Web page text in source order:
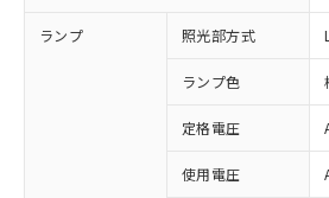
ランプ 照光部方式
ランプ色
定格電圧
使用電圧
※1 対応状況